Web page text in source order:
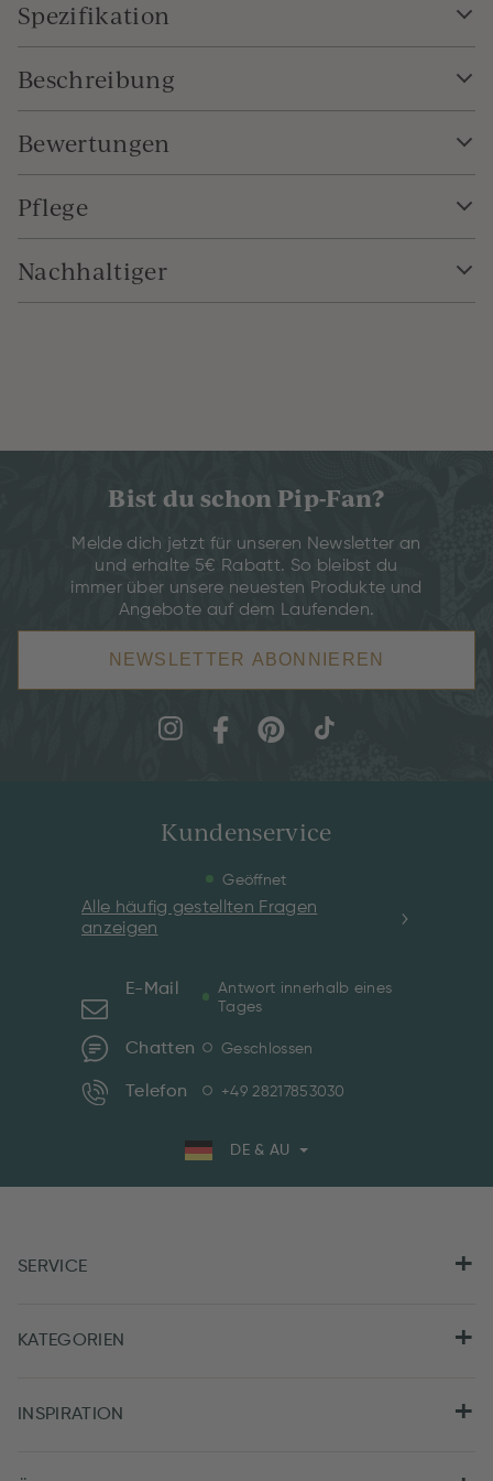
Spezifikation
Beschreibung
Bewertungen
Pflege
Nachhaltiger
Bist du schon Pip-Fan?
Melde dich jetzt für unseren Newsletter an
und erhalte 5€ Rabatt. So bleibst du
immer über unsere neuesten Produkte und
Angebote auf dem Laufenden.
NEWSLETTER ABONNIEREN
Kundenservice
Geöffnet
Alle häufig gestellten Fragen
anzeigen
E-Mail
Antwort innerhalb eines
Tages
Chatten Geschlossen
Telefon +49 28217853030
DE & AU
SERVICE
KATEGORIEN
INSPIRATION